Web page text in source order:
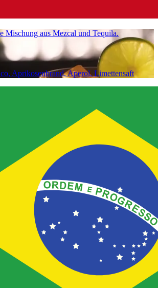
Mischung aus Mezcal und Tequila.
Aprikosenbrand, Aperol, Limettensaft